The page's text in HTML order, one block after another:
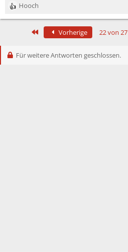
R
e
i
Hooch
Erste Vorherige 22 von 27
Für weitere Antworten geschlossen.